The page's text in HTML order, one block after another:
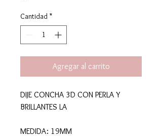
Cantidad *
Agregar al carrito
DIJE CONCHA 3D CON PERLA Y
BRILLANTES LA
MEDIDA: 19MM